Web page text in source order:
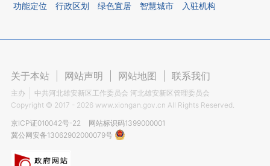
功能定位 行政区划 绿色宜居 智慧城市 入驻机构
关于本站 网站声明 网站地图 联系我们
主办
中共河北雄安新区工作委员会 河北雄安新区管理委员会
Copyright © 2017 - 2026 www.xiongan.gov.cn All Rights Reserved.
京ICP证010042号-22
网站标识码1399000001
冀公网安备13062902000079号